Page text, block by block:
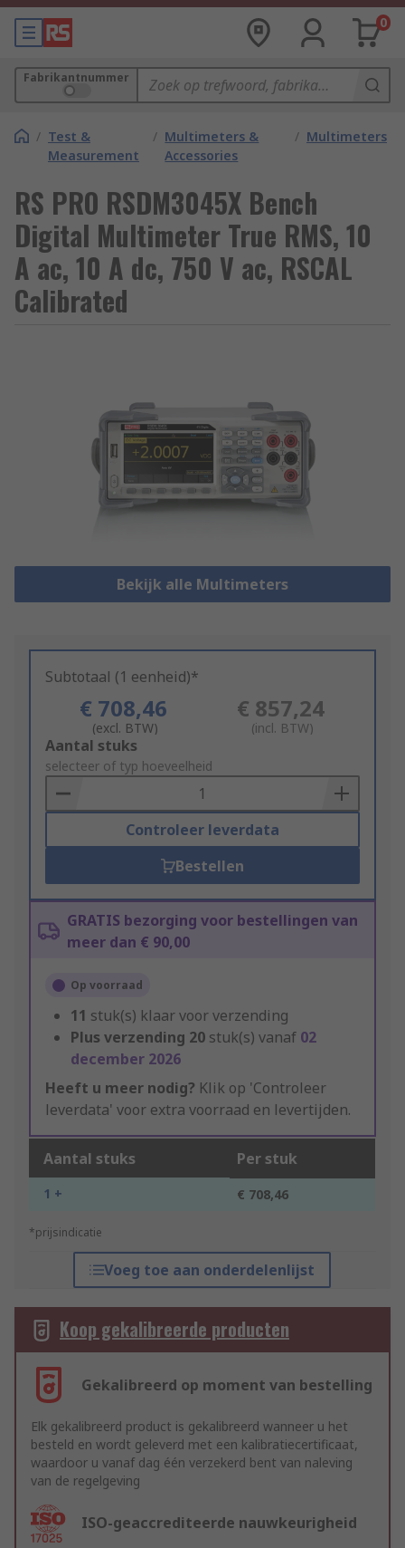
0
Fabrikantnummer
/ Test &
Measurement
/ Multimeters &
Accessories
/ Multimeters
RS PRO RSDM3045X Bench
Digital Multimeter True RMS, 10
A ac, 10 A dc, 750 V ac, RSCAL
Calibrated
Bekijk alle Multimeters
Subtotaal (1 eenheid)*
€ 708,46
(excl. BTW)
€ 857,24
(incl. BTW)
Add
to
Basket
Aantal stuks
selecteer of typ hoeveelheid
Controleer leverdata
Bestellen
GRATIS bezorging voor bestellingen van
meer dan € 90,00
Op voorraad
11 stuk(s) klaar voor verzending
Plus verzending 20 stuk(s) vanaf 02
december 2026
Heeft u meer nodig? Klik op 'Controleer
leverdata' voor extra voorraad en levertijden.
Aantal stuks Per stuk
1 + € 708,46
*prijsindicatie
Voeg toe aan onderdelenlijst
Koop gekalibreerde producten
Gekalibreerd op moment van bestelling
Elk gekalibreerd product is gekalibreerd wanneer u het
besteld en wordt geleverd met een kalibratiecertificaat,
waardoor u vanaf dag één verzekerd bent van naleving
van de regelgeving
ISO-geaccrediteerde nauwkeurigheid